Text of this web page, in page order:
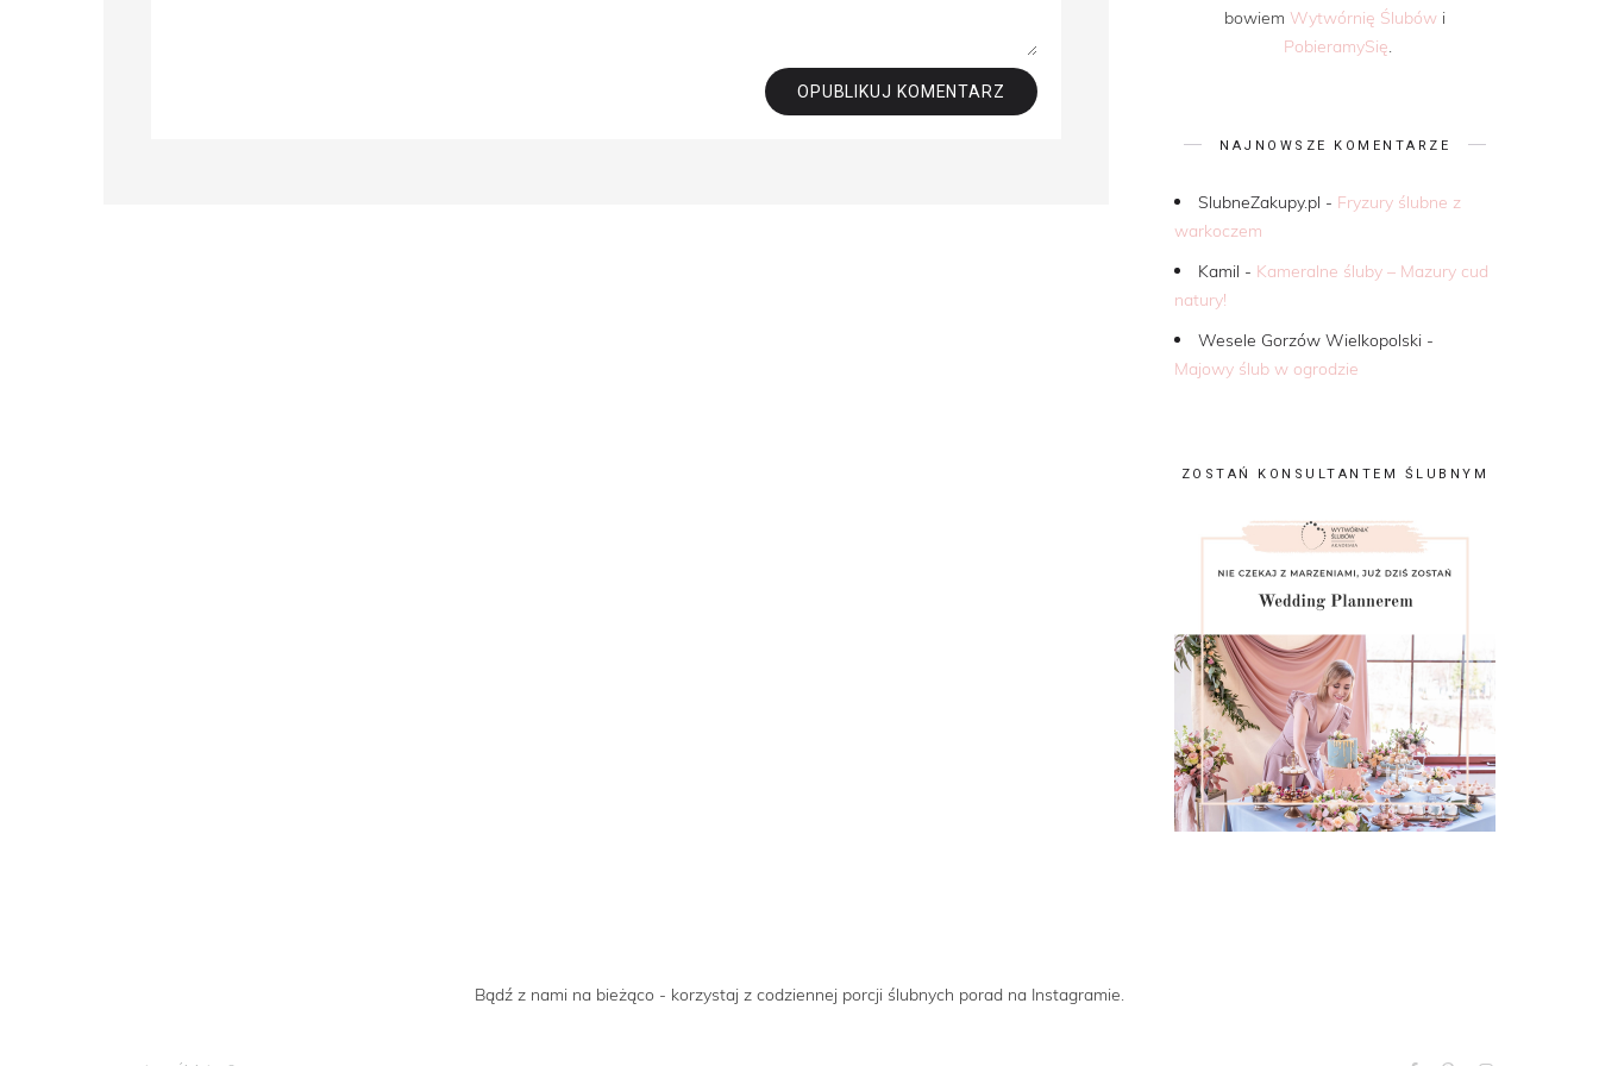
bowiem Wytwórnię Ślubów i
PobieramySię
NAJNOWSZE KOMENTARZE
SlubneZakupy.pl - Fryzury ślubne z
warkoczem
Kamil - Kameralne śluby – Mazury cud
natury!
Wesele Gorzów Wielkopolski -
Majowy ślub w ogrodzie
ZOSTAŃ KONSULTANTEM ŚLUBNYM
Bądź z nami na bieżąco - korzystaj z codziennej porcji ślubnych porad na Instagramie.